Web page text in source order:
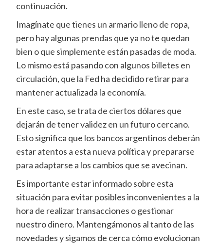
continuación.
Imagínate que tienes un armario lleno de ropa,
pero hay algunas prendas que ya no te quedan
bien o que simplemente están pasadas de moda.
Lo mismo está pasando con algunos billetes en
circulación, que la Fed ha decidido retirar para
mantener actualizada la economía.
En este caso, se trata de ciertos dólares que
dejarán de tener validez en un futuro cercano.
Esto significa que los bancos argentinos deberán
estar atentos a esta nueva política y prepararse
para adaptarse a los cambios que se avecinan.
Es importante estar informado sobre esta
situación para evitar posibles inconvenientes a la
hora de realizar transacciones o gestionar
nuestro dinero. Mantengámonos al tanto de las
novedades y sigamos de cerca cómo evolucionan